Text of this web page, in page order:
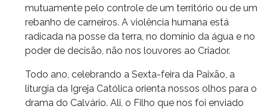
mutuamente pelo controle de um território ou de um
rebanho de carneiros. A violência humana está
radicada na posse da terra, no domínio da água e no
poder de decisão, não nos louvores ao Criador.
Todo ano, celebrando a Sexta-feira da Paixão, a
liturgia da Igreja Católica orienta nossos olhos para o
drama do Calvário. Ali, o Filho que nos foi enviado